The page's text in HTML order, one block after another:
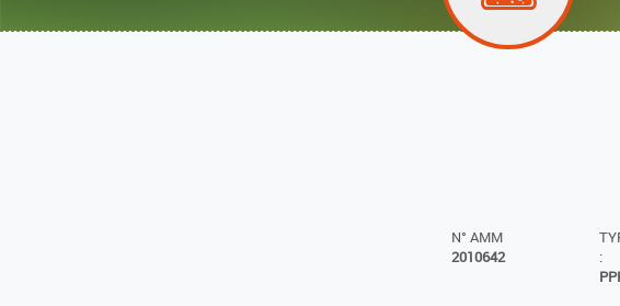
N° AMM
2010642
: